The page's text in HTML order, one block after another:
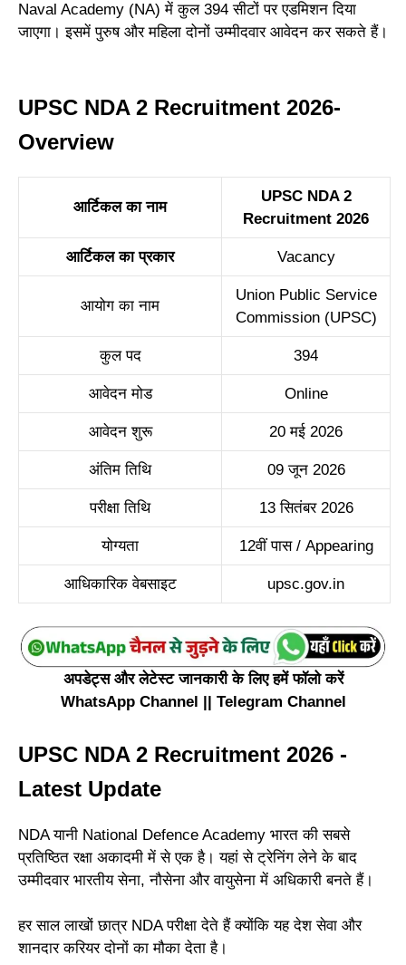
Naval Academy (NA) में कुल 394 सीटों पर एडमिशन दिया
जाएगा। इसमें पुरुष और महिला दोनों उम्मीदवार आवेदन कर सकते हैं।
UPSC NDA 2 Recruitment 2026-
Overview
आर्टिकल का नाम
UPSC NDA 2
Recruitment 2026
आर्टिकल का प्रकार Vacancy
आयोग का नाम
Union Public Service
Commission (UPSC)
कुल पद 394
आवेदन मोड Online
आवेदन शुरू 20 मई 2026
अंतिम तिथि 09 जून 2026
परीक्षा तिथि 13 सितंबर 2026
योग्यता 12वीं पास / Appearing
आधिकारिक वेबसाइट upsc.gov.in
अपडेट्स और लेटेस्ट जानकारी के लिए हमें फॉलो करें
WhatsApp Channel
Telegram Channel
UPSC NDA 2 Recruitment 2026 -
Latest Update
NDA यानी National Defence Academy भारत की सबसे
प्रतिष्ठित रक्षा अकादमी में से एक है। यहां से ट्रेनिंग लेने के बाद
उम्मीदवार भारतीय सेना, नौसेना और वायुसेना में अधिकारी बनते हैं।
हर साल लाखों छात्र NDA परीक्षा देते हैं क्योंकि यह देश सेवा और
शानदार करियर दोनों का मौका देता है।